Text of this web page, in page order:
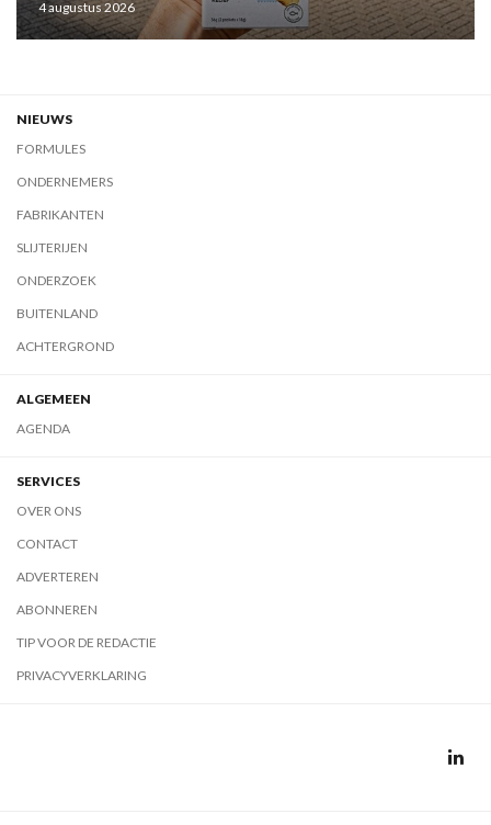
4 augustus 2026
NIEUWS
FORMULES
ONDERNEMERS
FABRIKANTEN
SLIJTERIJEN
ONDERZOEK
BUITENLAND
ACHTERGROND
ALGEMEEN
AGENDA
SERVICES
OVER ONS
CONTACT
ADVERTEREN
ABONNEREN
TIP VOOR DE REDACTIE
PRIVACYVERKLARING